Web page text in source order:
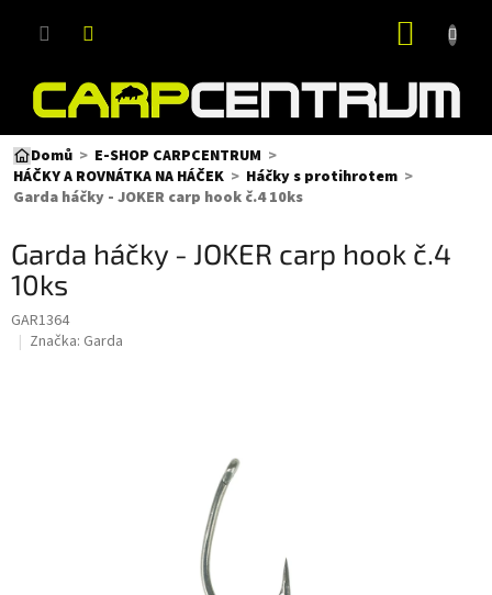
Domů
E-SHOP CARPCENTRUM
HÁČKY A ROVNÁTKA NA HÁČEK
Háčky s protihrotem
Garda háčky - JOKER carp hook č.4 10ks
Garda háčky - JOKER carp hook č.4
10ks
GAR1364
Značka: Garda